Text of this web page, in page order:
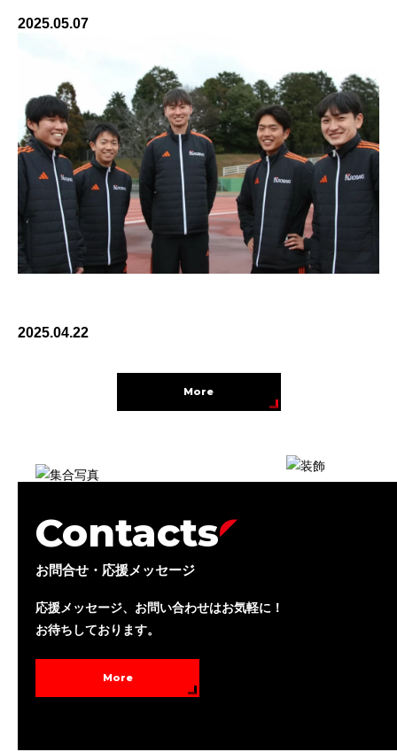
2025.05.07
黒崎播磨25年シーズン注目選手たち第1回《若手ク
2025.04.22
More
Contacts
お問合せ・応援メッセージ
応援メッセージ、お問い合わせはお気軽に！
お待ちしております。
More